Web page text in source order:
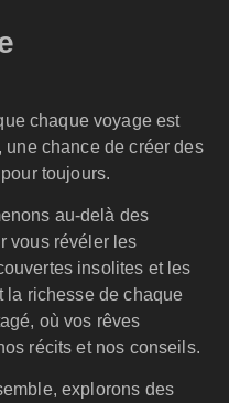
chaque voyage est
une chance de créer des
toujours.
au-delà des
vous révéler les
insolites et les
la richesse de chaque
où vos rêves
récits et nos conseils.
explorons des